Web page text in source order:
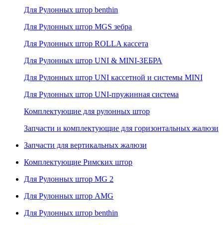
Для Рулонных штор benthin
Для Рулонных штор MGS зебра
Для Рулонных штор ROLLA кассета
Для Рулонных штор UNI & MINI-ЗЕБРА
Для Рулонных штор UNI кассетной и системы MINI
Для Рулонных штор UNI-пружинная система
Комплектующие для рулонных штор
Запчасти и комплектующие для горизонтальных жалюзи
Запчасти для вертикальных жалюзи
Комплектующие Римских штор
Для Рулонных штор MG 2
Для Рулонных штор AMG
Для Рулонных штор benthin